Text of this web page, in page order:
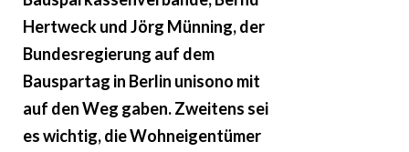
Hertweck und Jörg Münning, der
Bundesregierung auf dem
Bauspartag in Berlin unisono mit
auf den Weg gaben. Zweitens sei
es wichtig, die Wohneigentümer